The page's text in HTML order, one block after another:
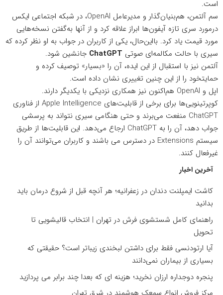
است.
سم آلتمن، هم‌بنیان‌گذار و مدیرعامل OpenAI، در شبکه
اجتماعی ایکس
درمورد سری تازه آیفون‌ها ابراز علاقه کرد و از آنها به‌گفتن نسخه‌هایی
مورد قیمت یاد کرد. بااین‌حال، یکی از کاربران در جواب به او نظر کرده که
سیری با حالت مکالمه‌ای صوتی ChatGPT جانشین شود.
آلتمن نیز با استقبال از این ایده، آن را «بسیار» توصیف کرده و
حمایتخود را از این چنین تغییری نشان داده است.
اپل و OpenAI هم‌اکنون نیز همکاری نزدیکی با یکدیگر دارند.
کوپرتینویی‌ها برای برخی از قابلیت‌های Apple Intelligence از فناوری
ChatGPT منفعت می‌برند و حتی هنگامی سیری نتواند به پرسشی
جواب دهد، آن را به ChatGPT ارجاع می‌دهد. این قابلیت‌ها از طریق
سیستم Extensions در دسترس می باشند و کاربران می‌توانند آن را
غیرفعال کنند.
آخرین اخبار
کاشت ایمپلنت دندان در زعفرانیه؛ هر آنچه قبل از شروع درمان باید
بدانید
راهنمای کامل شستشوی فرش در تهران | انتخاب قالیشویی تا
تحویل
آیا ارتودنسی فقط برای داشتن لبخندی زیباتر است؟ حقیقتی که
بسیاری از بیماران نمی‌دانند
پنجره دوجداره ارزان نخرید؛ هزینه ای که بعدا چند برابر می پردازید